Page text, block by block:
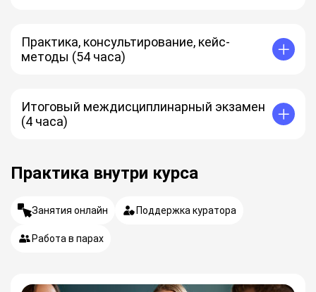
Практика, консультирование, кейс-
методы (54 часа)
Итоговый междисциплинарный экзамен
(4 часа)
Практика внутри курса
Занятия онлайн Поддержка куратора
Работа в парах